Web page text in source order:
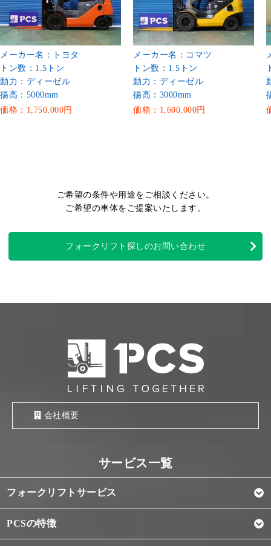
メーカー名：トヨタ
トン数：1.5トン
動力：ディーゼル
揚高：5000mm
価格：1,750,000円
メーカー名：コマツ
トン数：1.5トン
動力：ディーゼル
揚高：3000mm
価格：1,600,000円
ご希望の条件や用途をご相談ください。
ご希望の車体をご提案いたします。
フォークリフト探しのお問い合わせ
会社概要
フォークリフトサービス
PCSの特徴